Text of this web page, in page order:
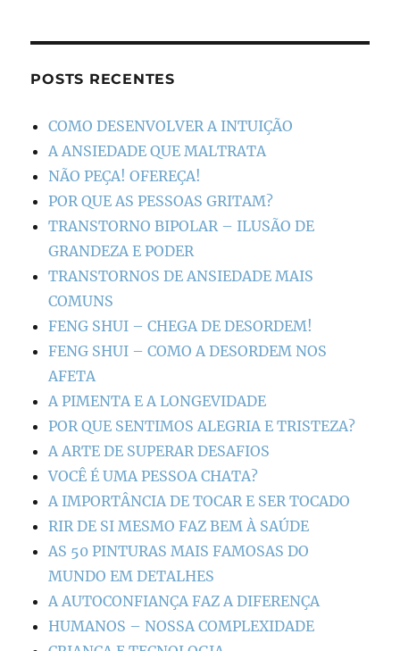
POSTS RECENTES
COMO DESENVOLVER A INTUIÇÃO
A ANSIEDADE QUE MALTRATA
NÃO PEÇA! OFEREÇA!
POR QUE AS PESSOAS GRITAM?
TRANSTORNO BIPOLAR – ILUSÃO DE
GRANDEZA E PODER
TRANSTORNOS DE ANSIEDADE MAIS
COMUNS
FENG SHUI – CHEGA DE DESORDEM!
FENG SHUI – COMO A DESORDEM NOS
AFETA
A PIMENTA E A LONGEVIDADE
POR QUE SENTIMOS ALEGRIA E TRISTEZA?
A ARTE DE SUPERAR DESAFIOS
VOCÊ É UMA PESSOA CHATA?
A IMPORTÂNCIA DE TOCAR E SER TOCADO
RIR DE SI MESMO FAZ BEM À SAÚDE
AS 50 PINTURAS MAIS FAMOSAS DO
MUNDO EM DETALHES
A AUTOCONFIANÇA FAZ A DIFERENÇA
HUMANOS – NOSSA COMPLEXIDADE